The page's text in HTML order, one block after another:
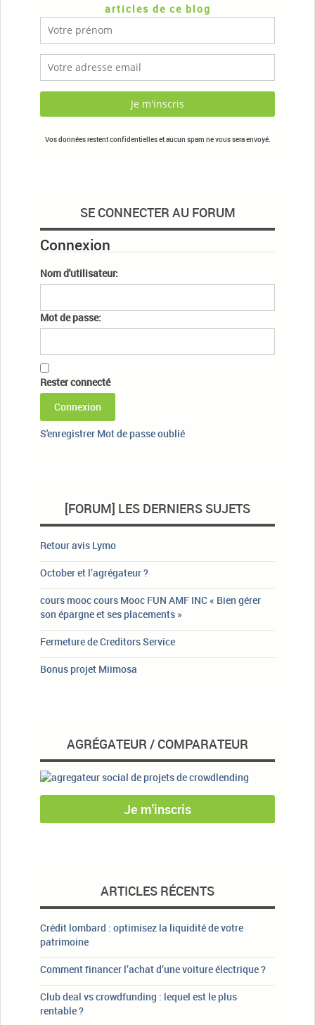
articles de ce blog
Vos données restent confidentielles et aucun spam ne vous sera envoyé.
SE CONNECTER AU FORUM
Connexion
Nom d'utilisateur:
Mot de passe:
Rester connecté
Connexion
S'enregistrer Mot de passe oublié
[FORUM] LES DERNIERS SUJETS
Retour avis Lymo
October et l’agrégateur ?
cours mooc cours Mooc FUN AMF INC « Bien gérer
son épargne et ses placements »
Fermeture de Creditors Service
Bonus projet Miimosa
AGRÉGATEUR / COMPARATEUR
Je m'inscris
ARTICLES RÉCENTS
Crédit lombard : optimisez la liquidité de votre
patrimoine
Comment financer l’achat d’une voiture électrique ?
Club deal vs crowdfunding : lequel est le plus
rentable ?